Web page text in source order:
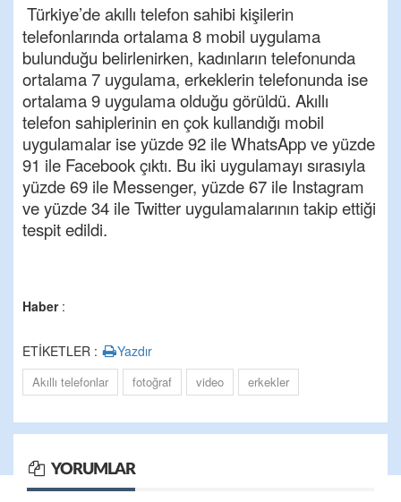
Türkiye’de akıllı telefon sahibi kişilerin
telefonlarında ortalama 8 mobil uygulama
bulunduğu belirlenirken, kadınların telefonunda
ortalama 7 uygulama, erkeklerin telefonunda ise
ortalama 9 uygulama olduğu görüldü. Akıllı
telefon sahiplerinin en çok kullandığı mobil
uygulamalar ise yüzde 92 ile WhatsApp ve yüzde
91 ile Facebook çıktı. Bu iki uygulamayı sırasıyla
yüzde 69 ile Messenger, yüzde 67 ile Instagram
ve yüzde 34 ile Twitter uygulamalarının takip ettiği
tespit edildi.
Haber:
ETİKETLER : Yazdır
Akıllı telefonlar fotoğraf video erkekler
YORUMLAR